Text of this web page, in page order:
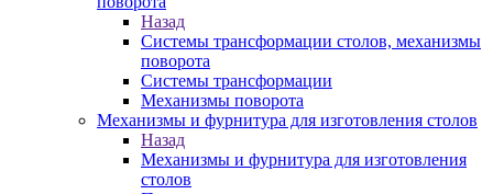
Назад
Системы трансформации столов, механизмы
поворота
Системы трансформации
Механизмы поворота
Механизмы и фурнитура для изготовления столов
Назад
Механизмы и фурнитура для изготовления
столов